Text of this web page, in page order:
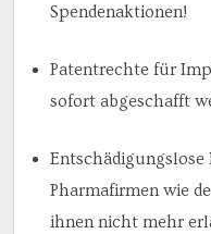
Spendenaktionen!
Patentrechte für
sofort abgeschafft
Pharmafirmen wie
ihnen nicht mehr